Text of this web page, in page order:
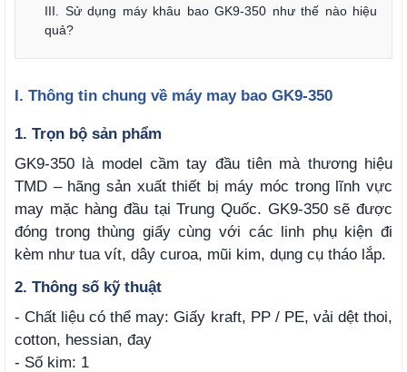
III. Sử dụng máy khâu bao GK9-350 như thế nào hiệu
quả?
I. Thông tin chung về máy may bao GK9-350
1. Trọn bộ sản phẩm
GK9-350 là model cầm tay đầu tiên mà thương hiệu
TMD – hãng sản xuất thiết bị máy móc trong lĩnh vực
may mặc hàng đầu tại Trung Quốc. GK9-350 sẽ được
đóng trong thùng giấy cùng với các linh phụ kiện đi
kèm như tua vít, dây curoa, mũi kim, dụng cụ tháo lắp.
2. Thông số kỹ thuật
- Chất liệu có thể may: Giấy kraft, PP / PE, vải dệt thoi,
cotton, hessian, đay
- Số kim: 1